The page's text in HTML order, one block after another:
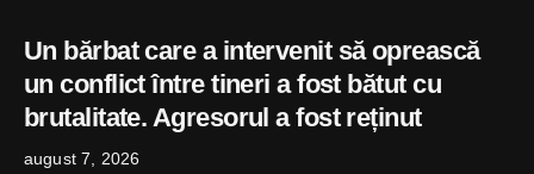
Un bărbat care a intervenit să oprească
un conflict între tineri a fost bătut cu
brutalitate. Agresorul a fost reținut
august 7, 2026